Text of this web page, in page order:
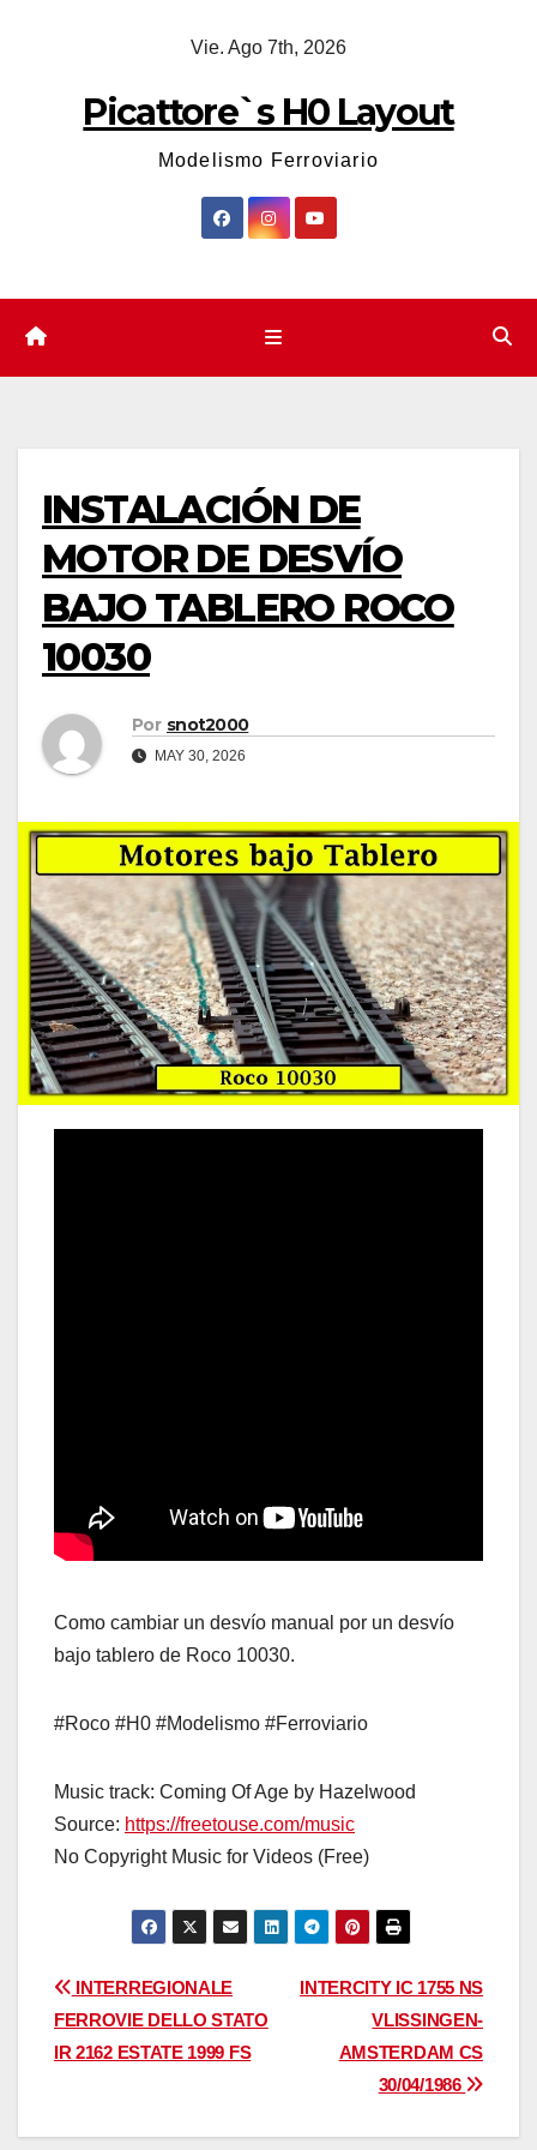
Vie. Ago 7th, 2026
Picattore`s H0 Layout
Modelismo Ferroviario
INSTALACIÓN DE
MOTOR DE DESVÍO
BAJO TABLERO ROCO
10030
Por snot2000
MAY 30, 2026
Como cambiar un desvío manual por un desvío
bajo tablero de Roco 10030.
#Roco #H0 #Modelismo #Ferroviario
Music track: Coming Of Age by Hazelwood
Source: https://freetouse.com/music
No Copyright Music for Videos (Free)
Navegación
de
INTERCITY IC 1755 NS
VLISSINGEN-
AMSTERDAM CS
30/04/1986
INTERREGIONALE
FERROVIE DELLO STATO
IR 2162 ESTATE 1999 FS